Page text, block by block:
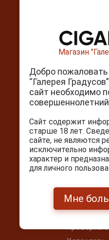
г. Москва,
Ежедневно с
+7(495)
Магазин
Добро пожаловать
“Галерея
сайт необходимо
Сайт содержит
старше 18 лет.
сайте, не являются
исключительно
характер и
для личного
Мне